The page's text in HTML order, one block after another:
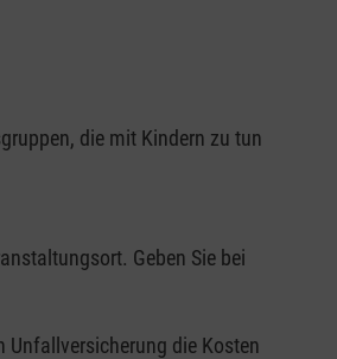
die mit Kindern zu tun
Geben Sie bei
Unfallversicherung die Kosten